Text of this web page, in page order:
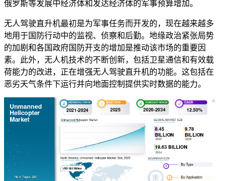
俄罗斯等发展中经济体和发达经济体的军事预算增加。
无人驾驶直升机最初是为军事任务而开发的，现在越来越多
地用于国防行动中的监视、侦察和后勤。地缘政治紧张局势
的加剧和各国政府国防开支的增加是推动该市场的重要因
素。此外，无人机技术的不断创新，包括卫星通信和有效载
荷能力的改进，正在增强无人驾驶直升机的功能。这包括在
恶劣天气条件下运行并向地面控制提供实时数据的能力。